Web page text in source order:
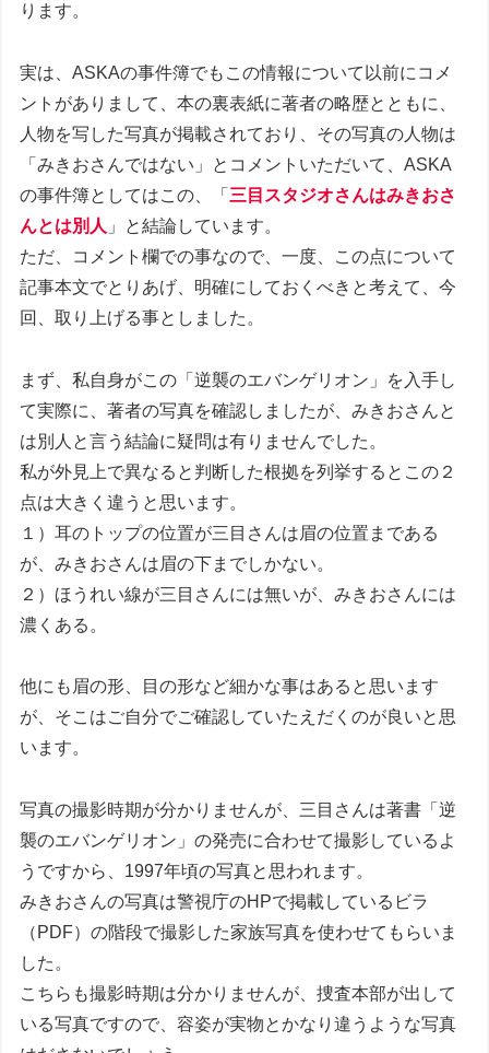
ります。
実は、ASKAの事件簿でもこの情報について以前にコメ
ントがありまして、本の裏表紙に著者の略歴とともに、
人物を写した写真が掲載されており、その写真の人物は
「みきおさんではない」とコメントいただいて、ASKA
の事件簿としてはこの、「 三目スタジオさんはみきおさ
んとは別人 」と結論しています。
ただ、コメント欄での事なので、一度、この点について
記事本文でとりあげ、明確にしておくべきと考えて、今
回、取り上げる事としました。
まず、私自身がこの「逆襲のエバンゲリオン」を入手し
て実際に、著者の写真を確認しましたが、みきおさんと
は別人と言う結論に疑問は有りませんでした。
私が外見上で異なると判断した根拠を列挙するとこの２
点は大きく違うと思います。
１）耳のトップの位置が三目さんは眉の位置まである
が、みきおさんは眉の下までしかない。
２）ほうれい線が三目さんには無いが、みきおさんには
濃くある。
他にも眉の形、目の形など細かな事はあると思います
が、そこはご自分でご確認していたえだくのが良いと思
います。
写真の撮影時期が分かりませんが、三目さんは著書「逆
襲のエバンゲリオン」の発売に合わせて撮影しているよ
うですから、1997年頃の写真と思われます。
みきおさんの写真は警視庁のHPで掲載しているビラ
（PDF）の階段で撮影した家族写真を使わせてもらいま
した。
こちらも撮影時期は分かりませんが、捜査本部が出して
いる写真ですので、容姿が実物とかなり違うような写真